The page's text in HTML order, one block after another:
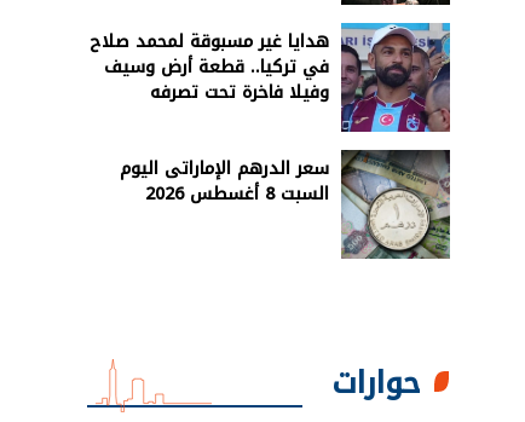
هدايا غير مسبوقة لمحمد صلاح
في تركيا.. قطعة أرض وسيف
وفيلا فاخرة تحت تصرفه
سعر الدرهم الإماراتى اليوم
السبت 8 أغسطس 2026
حوارات